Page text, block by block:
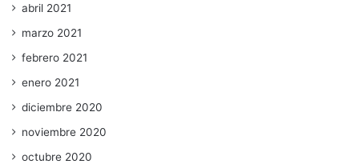
abril 2021
marzo 2021
febrero 2021
enero 2021
diciembre 2020
noviembre 2020
octubre 2020